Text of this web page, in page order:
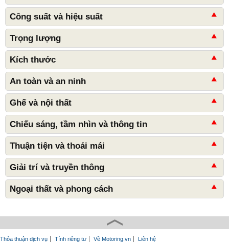
Công suất và hiệu suất
Trọng lượng
Kích thước
An toàn và an ninh
Ghế và nội thất
Chiếu sáng, tầm nhìn và thông tin
Thuận tiện và thoải mái
Giải trí và truyền thông
Ngoại thất và phong cách
Thỏa thuận dịch vụ Tính riêng tư Về Motoring.vn Liên hệ